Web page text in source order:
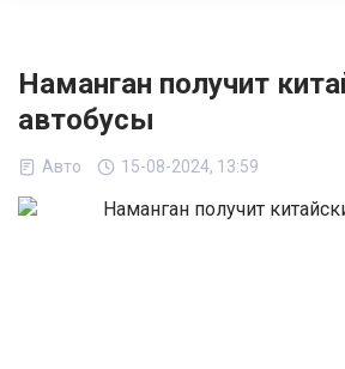
Наманган получит
автобусы
Авто 15-08-2024, 13:59